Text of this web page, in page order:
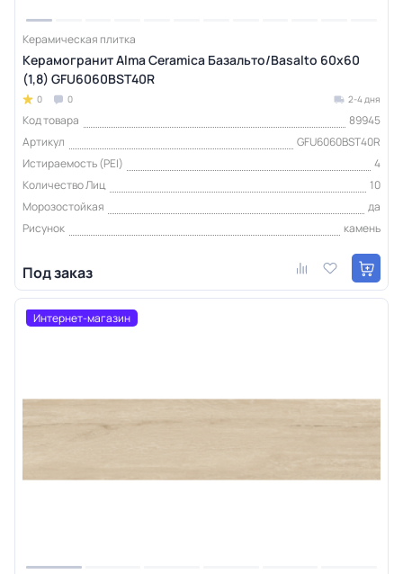
Керамическая плитка
Керамогранит Alma Ceramica Базальто/Basalto 60х60
(1,8) GFU6060BST40R
0 0 2-4 дня
Код товара
89945
Артикул
GFU6060BST40R
Истираемость (PEI)
4
Количество Лиц
10
Морозостойкая
да
Рисунок
камень
Под заказ
Интернет-магазин